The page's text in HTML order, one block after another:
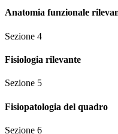
Anatomia funzionale
Sezione 4
Fisiologia rilevante
Sezione 5
Fisiopatologia del quadro
Sezione 6